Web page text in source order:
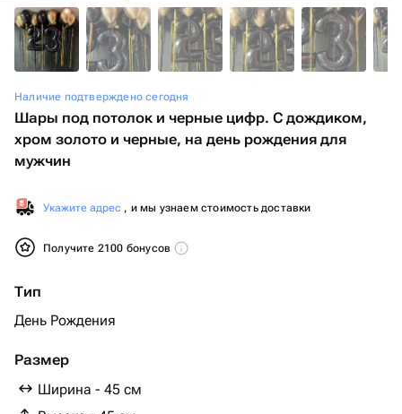
Наличие подтверждено сегодня
Шары под потолок и черные цифр. С дождиком,
хром золото и черные, на день рождения для
мужчин
Укажите адрес , и мы узнаем стоимость доставки
Получите 2100 бонусов
Тип
День Рождения
Размер
Ширина - 45 см